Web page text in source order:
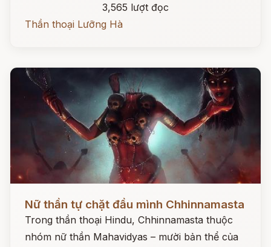
3,565 lượt đọc
Thần thoại Lưỡng Hà
Nữ thần tự chặt đầu mình Chhinnamasta
Trong thần thoại Hindu, Chhinnamasta thuộc
nhóm nữ thần Mahavidyas – mười bản thể của